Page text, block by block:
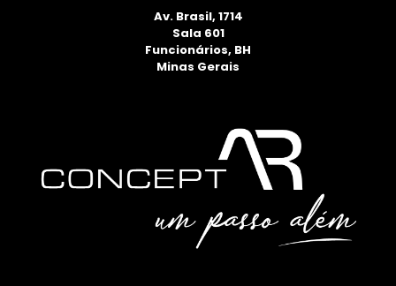
Av. Brasil, 1714
Sala 601
Funcionários, BH
Minas Gerais